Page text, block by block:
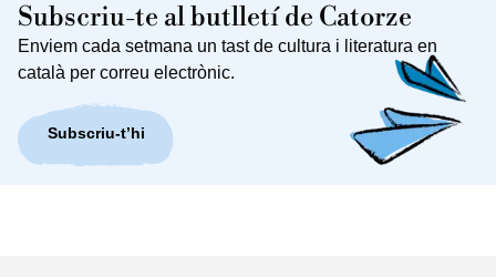
Subscriu-te al butlletí de Catorze
Enviem cada setmana un tast de cultura i literatura en
català per correu electrònic.
Subscriu-t’hi